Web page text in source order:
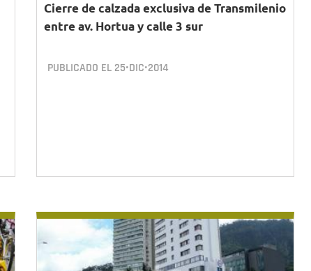
Cierre de calzada exclusiva de Transmilenio
entre av. Hortua y calle 3 sur
PUBLICADO EL 25•DIC•2014